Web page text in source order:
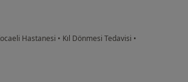
Hastanesi • Kıl Dönmesi Tedavisi •
göre fö...d